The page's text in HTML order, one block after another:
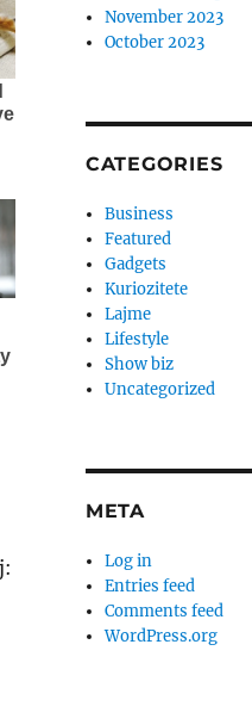
November 2023
October 2023
CATEGORIES
Business
Featured
Gadgets
Kuriozitete
Lajme
Lifestyle
Show biz
Uncategorized
META
Log in
Entries feed
Comments feed
WordPress.org